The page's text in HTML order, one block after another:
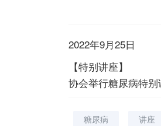
2022年9月25日
【特别讲座】
协会举行糖尿病特别
糖尿病 讲座